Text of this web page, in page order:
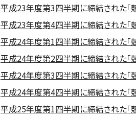
平成23年度第3四半期に締結された
平成23年度第4四半期に締結された
平成24年度第1四半期に締結された
平成24年度第2四半期に締結された
平成24年度第3四半期に締結された
平成24年度第4四半期に締結された
平成25年度第1四半期に締結された